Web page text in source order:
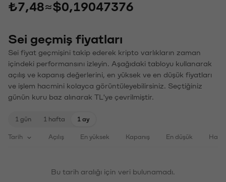
₺7,48≈$0,19047376
Sei geçmiş fiyatları
Sei fiyat geçmişini takip ederek kripto varlıkların zaman
içindeki performansını izleyin. Aşağıdaki tabloyu kullanarak
açılış ve kapanış değerlerini, en yüksek ve en düşük fiyatları
ve işlem hacmini kolayca görüntüleyebilirsiniz. Seçtiğiniz
günün kuru baz alınarak TL'ye çevrilmiştir.
1 gün 1 hafta 1 ay
Tarih Açılış En yüksek Kapanış En düşük
Bu tarih aralığı için veri bulunamadı.